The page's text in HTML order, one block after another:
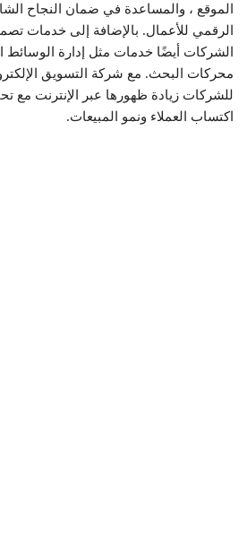
الموقع ، والمساعدة في ضمان النجاح
الرقمي للأعمال. بالإضافة إلى خدمات
الشركات أيضًا خدمات مثل إدارة الوسائط
محركات البحث. مع شركة التسويق
للشركات زيادة ظهورها عبر الإنترنت مع
اكتساب العملاء ونمو المبيعات.